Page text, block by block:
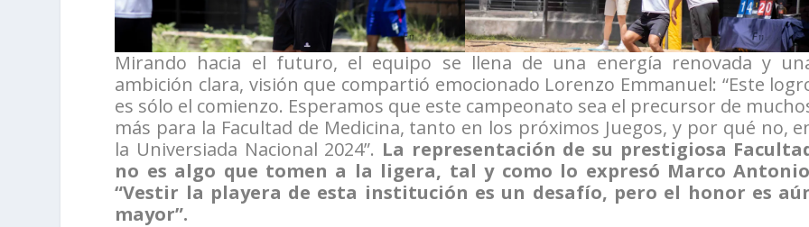
Mirando hacia el futuro, el equipo se llena de una energía renovada y
ambición clara, visión que compartió emocionado Lorenzo Emmanuel: “Este
es sólo el comienzo. Esperamos que este campeonato sea el precursor de
más para la Facultad de Medicina, tanto en los próximos Juegos, y por qué no,
la Universiada Nacional 2024”. La representación de su prestigiosa
no es algo que tomen a la ligera, tal y como lo expresó Marco
“Vestir la playera de esta institución es un desafío, pero el honor es
mayor”.